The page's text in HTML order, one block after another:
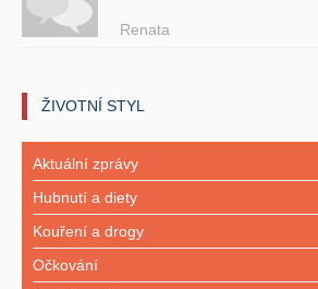
Renata
ŽIVOTNÍ STYL
Aktuální zprávy
Hubnutí a diety
Kouření a drogy
Očkování